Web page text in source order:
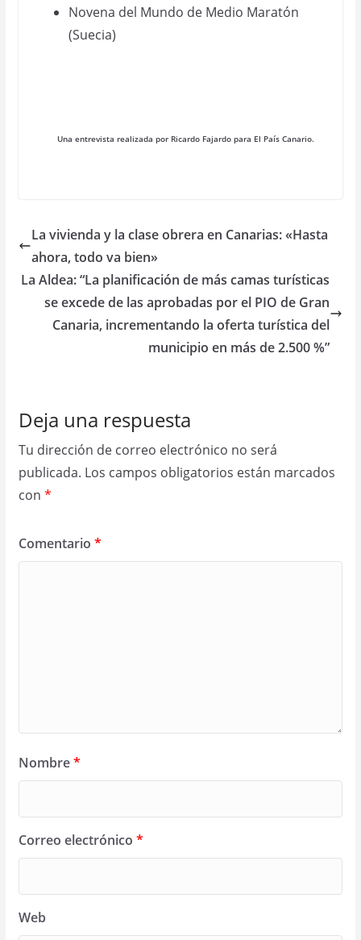
Novena del Mundo de Medio Maratón
(Suecia)
Una entrevista realizada por Ricardo Fajardo para El País Canario.
La vivienda y la clase obrera en Canarias: «Hasta
ahora, todo va bien»
La Aldea: “La planificación de más camas turísticas
se excede de las aprobadas por el PIO de Gran
Canaria, incrementando la oferta turística del
municipio en más de 2.500 %”
Deja una respuesta
Tu dirección de correo electrónico no será
publicada. Los campos obligatorios están marcados
con *
Comentario *
Nombre*
Correo electrónico *
Web